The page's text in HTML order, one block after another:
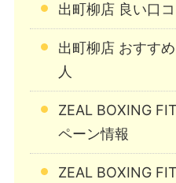
出町柳店 良い口
出町柳店 おすす
人
ZEAL BOXING
ペーン情報
ZEAL BOXING